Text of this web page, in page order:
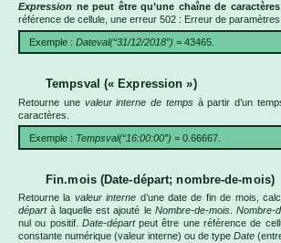
Expression ne peut être qu’une chaîne de caractères
référence de cellule, une erreur 502 : Erreur de paramètres
Exemple : Dateval(“31/12/2018”) = 43465.
Tempsval (« Expression »)
Retourne une valeur interne de tempsà partir d’un
caractères.
Exemple : Tempsval(“16:00:00”) = 0.66667.
Fin.mois (Date-départ; nombre-de-mois)
Retourne la valeur interne d’une date de fin de mois,
départà laquelle est ajouté le Nombre-de-mois. Nombre-
nul ou positif. Date-départpeut être une référence de
constante numérique (valeur interne) ou de type Date